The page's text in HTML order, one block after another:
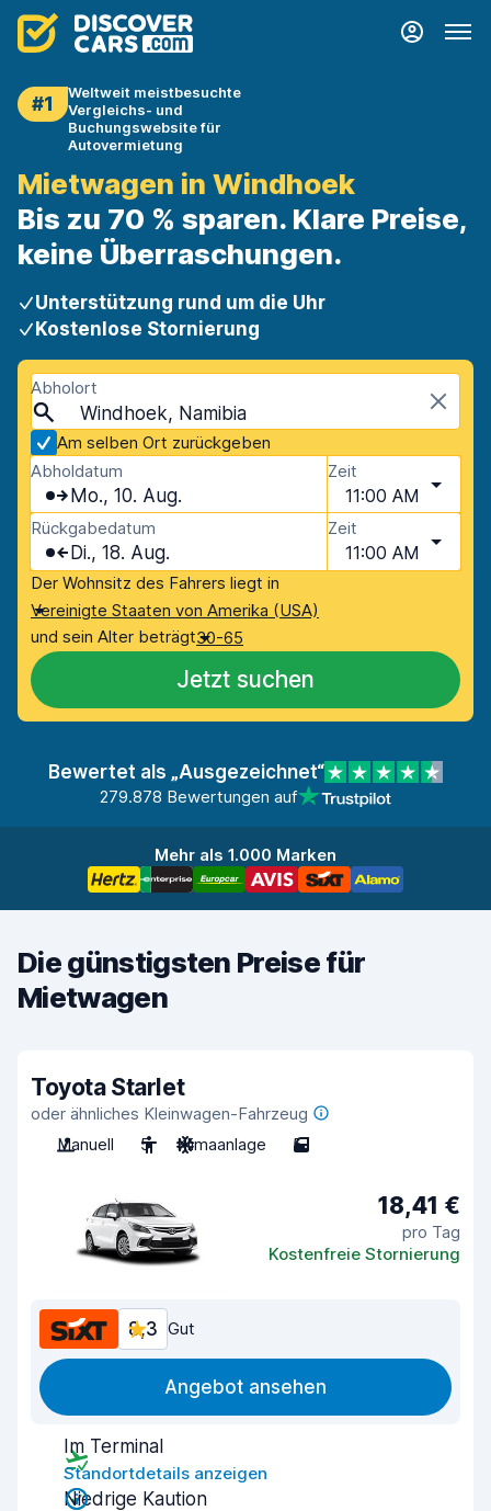
#1
Weltweit meistbesuchte
Vergleichs- und
Buchungswebsite für
Autovermietung
Mietwagen in Windhoek
Bis zu 70 % sparen. Klare Preise,
keine Überraschungen.
Unterstützung rund um die Uhr
Kostenlose Stornierung
Abholort
Windhoek, Namibia
Am selben Ort zurückgeben
Abholdatum
Mo., 10. Aug.
Zeit
11:00 AM
Rückgabedatum
Di., 18. Aug.
Zeit
11:00 AM
Der Wohnsitz des Fahrers liegt in
Vereinigte Staaten von Amerika (USA)
und sein Alter beträgt30-65
Jetzt suchen
Bewertet als „Ausgezeichnet“
279.878 Bewertungen auf
Mehr als 1.000 Marken
Die günstigsten Preise für
Mietwagen
Toyota Starlet
oder ähnliches Kleinwagen-Fahrzeug
Manuell
5 Klimaanlage 5
18,41 €
pro Tag
Kostenfreie Stornierung
8,3 Gut
Angebot ansehen
Im Terminal
Standortdetails anzeigen
Niedrige Kaution